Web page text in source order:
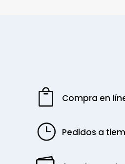
Compra en
Pedidos a